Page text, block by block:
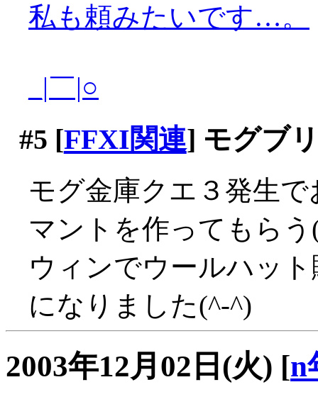
私も頼みたいです…。
_|￣|○
#5 [FFXI関連] モグブ
モグ金庫クエ３発生
マントを作ってもらう
ウィンでウールハッ
になりました(^-^)
2003年12月02日(火) [n